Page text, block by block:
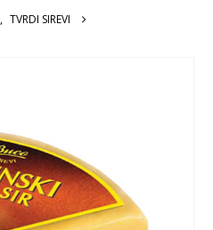
, TVRDI SIREVI